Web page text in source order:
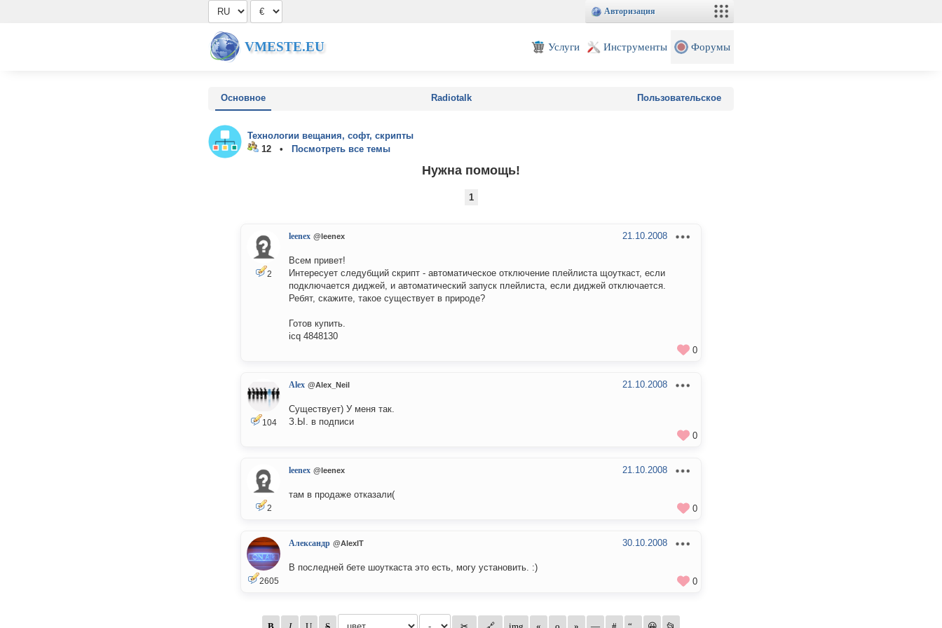
Авторизация
VMESTE.EU Услуги Инструменты Форумы
Основное Radiotalk Пользовательское
Технологии вещания, софт, скрипты
12 •
Посмотреть все темы
Нужна помощь!
1
2
leenex @leenex 21.10.2008
Всем привет!
Интересует следубщий скрипт - автоматическое отключение плейлиста щоуткаст, если
подключается диджей, и автоматический запуск плейлиста, если диджей отключается.
Ребят, скажите, такое существует в природе?
Готов купить.
icq 4848130
0
104
Alex @Alex_Neil 21.10.2008
Существует) У меня так.
З.Ы. в подписи
0
2
leenex @leenex 21.10.2008
там в продаже отказали(
0
2605
Александр @AlexIT 30.10.2008
В последней бете шоуткаста это есть, могу установить. :)
0